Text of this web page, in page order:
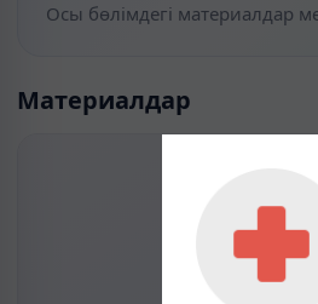
Осы бөлімдегі материалдар
Материалдар